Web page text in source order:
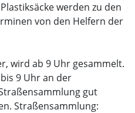
werden zu den
von den Helfern der
wird ab 9 Uhr gesammelt.
9 Uhr an der
gut
Straßensammlung: